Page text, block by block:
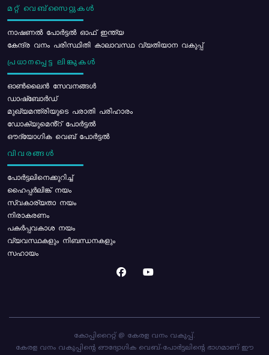
മറ്റ് വെബ്സൈറ്റുകൾ
നാഷണൽ പോർട്ടൽ ഓഫ് ഇന്ത്യ
കേന്ദ്ര വനം പരിസ്ഥിതി കാലാവസ്ഥ വ്യതിയാന വകുപ്പ്
പ്രധാനപ്പെട്ട ലിങ്കുകൾ
ഓൺലൈൻ സേവനങ്ങൾ
ഡാഷ്ബോർഡ്
മുഖ്യമന്ത്രിയുടെ പരാതി പരിഹാരം
ഡോക്യുമെൻ്റ് പോർട്ടൽ
ഔദ്യോഗിക വെബ് പോർട്ടൽ
വിവരങ്ങൾ
പോര്‍ട്ടലിനെക്കുറിച്ച്
ഹൈപ്പർലിങ്ക് നയം
സ്വകാര്യതാ നയം
നിരാകരണം
പകർപ്പവകാശ നയം
വ്യവസ്ഥകളും നിബന്ധനകളും
സഹായം
കോപ്പിറൈറ്റ് @ കേരള വനം വകുപ്പ്.
കേരള വനം വകുപ്പിന്റെ ഔദ്യോഗിക വെബ്-പോർട്ടലിന്റെ ഭാഗമാണ് ഈ